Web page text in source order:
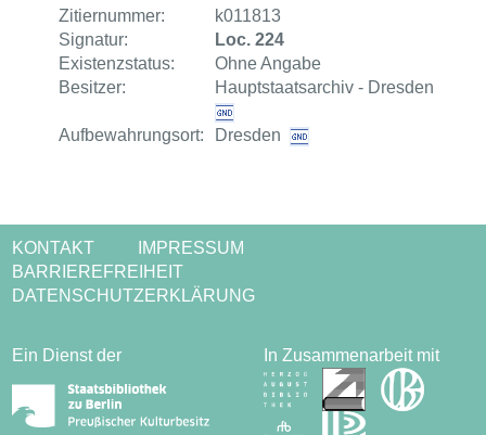
Zitiernummer:
k011813
Signatur:
Loc. 224
Existenzstatus:
Ohne Angabe
Besitzer:
Hauptstaatsarchiv - Dresden
Aufbewahrungsort: Dresden
KONTAKT
IMPRESSUM
BARRIEREFREIHEIT
DATENSCHUTZERKLÄRUNG
Ein Dienst der In Zusammenarbeit mit